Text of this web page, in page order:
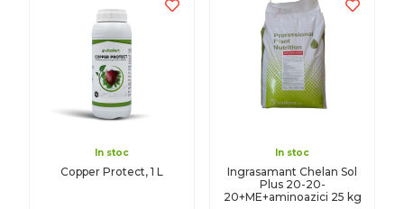
In stoc
Copper Protect, 1 L
In stoc
Ingrasamant Chelan Sol
Plus 20-20-
20+ME+aminoazici 25 kg